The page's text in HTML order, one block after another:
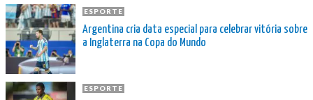
ESPORTE
Argentina cria data especial para celebrar vitória sobre
a Inglaterra na Copa do Mundo
ESPORTE